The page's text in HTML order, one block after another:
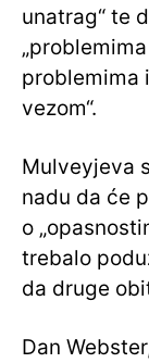
unatrag“ te
problemima
vezom“.
Mulveyjeva
nadu da će
o
trebalo
da druge
Dan